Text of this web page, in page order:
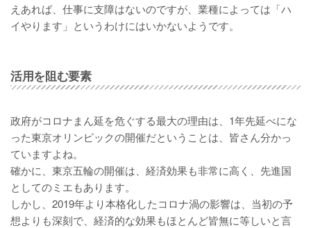
えあれば、仕事に支障はないのですが、業種によっては「ハ
イやります」というわけにはいかないようです。
活用を阻む要素
政府がコロナまん延を危ぐする最大の理由は、1年先延べにな
った東京オリンピックの開催だということは、皆さん分かっ
ていますよね。
確かに、東京五輪の開催は、経済効果も非常に高く、先進国
としてのミエもあります。
しかし、2019年より本格化したコロナ渦の影響は、当初の予
想よりも深刻で、経済的な効果もほとんど皆無に等しいと言